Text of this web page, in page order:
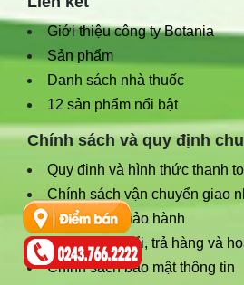
Giới thiệu công ty Botania
Sản phẩm
Danh sách nhà thuốc
12 sản phẩm nổi bật
Chính sách và quy định
Quy định và hình thức thanh
Chính sách vận chuyển giao
Chính sách bảo hành
Chính sách đổi, trả hàng và
Chính sách bảo mật thông tin